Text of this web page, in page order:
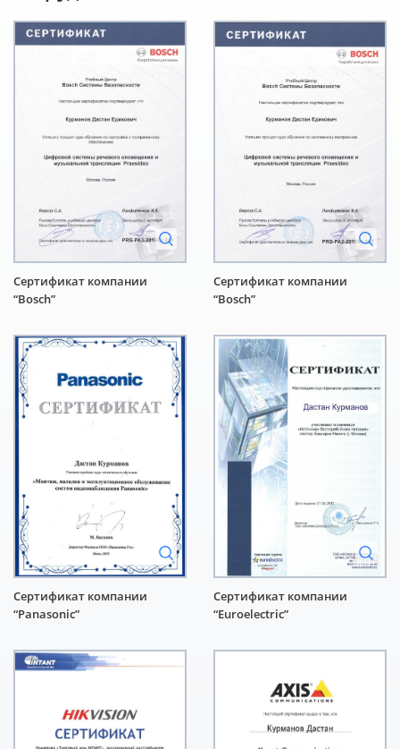
Сертификат компании
“Bosch”
Сертификат компании
“Bosch”
Сертификат компании
“Panasonic”
Сертификат компании
“Euroelectric”